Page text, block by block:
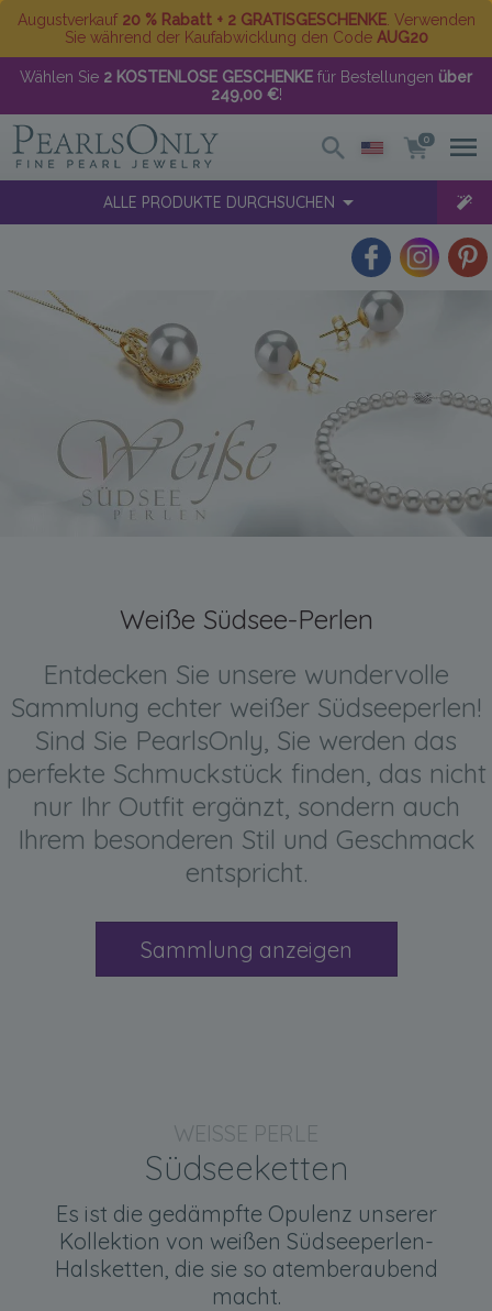
Augustverkauf 20 % Rabatt + 2 GRATISGESCHENKE. Verwenden
Sie während der Kaufabwicklung den Code AUG20
Wählen Sie 2 KOSTENLOSE GESCHENKE für Bestellungen über
249,00 €!
0
ALLE PRODUKTE DURCHSUCHEN
Weiße Südsee-Perlen
Entdecken Sie unsere wundervolle
Sammlung echter weißer Südseeperlen!
Sind Sie PearlsOnly, Sie werden das
perfekte Schmuckstück finden, das nicht
nur Ihr Outfit ergänzt, sondern auch
Ihrem besonderen Stil und Geschmack
entspricht.
Sammlung anzeigen
WEISSE PERLE
Südseeketten
Es ist die gedämpfte Opulenz unserer
Kollektion von weißen Südseeperlen-
Halsketten, die sie so atemberaubend
macht.